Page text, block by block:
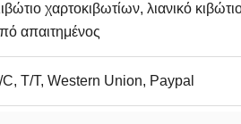
χαρτοκιβωτίων, λιανικό
απαιτημένος
C, T/T, Western Union, Paypal